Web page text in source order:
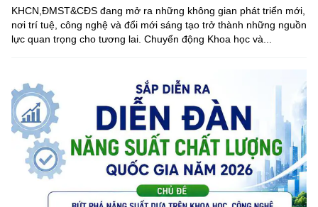
KHCN,ĐMST&CĐS đang mở ra những không gian phát triển mới,
nơi trí tuệ, công nghệ và đổi mới sáng tạo trở thành những nguồn
lực quan trọng cho tương lai. Chuyển động Khoa học và...